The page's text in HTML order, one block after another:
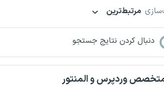
مرتبط‌ترین
دنبال کردن نتایج جستجو
وردپرس و المنتور